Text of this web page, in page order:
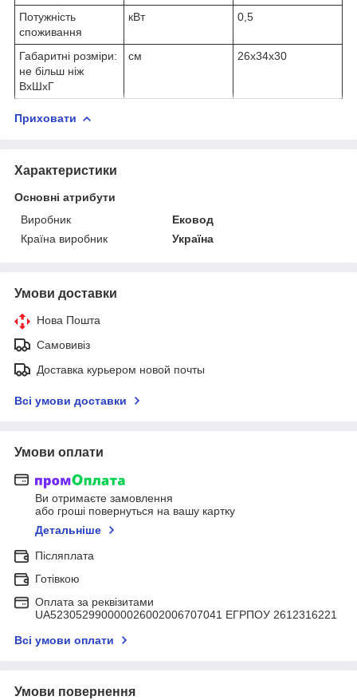
Потужність
споживання
кВт 0,5
Габаритні розміри:
не більш ніж
ВхШхГ
см 26х34х30
Приховати
Характеристики
Основні атрибути
Виробник
Ековод
Країна виробник
Україна
Умови доставки
Нова Пошта
Самовивіз
Доставка курьером новой почты
Всі умови доставки
Умови оплати
Ви отримаєте замовлення
або гроші повернуться на вашу картку
Детальніше
Післяплата
Готівкою
Оплата за реквізитами
UA523052990000026002006707041 ЕГРПОУ 2612316221
Всі умови оплати
Умови повернення